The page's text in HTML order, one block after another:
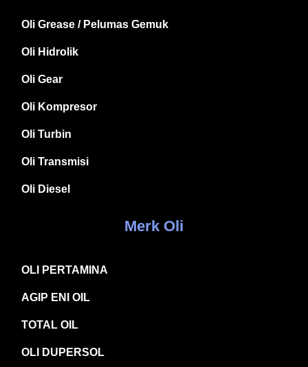
Oli Grease / Pelumas Gemuk
Oli Hidrolik
Oli Gear
Oli Kompresor
Oli Turbin
Oli Transmisi
Oli Diesel
Merk Oli
OLI PERTAMINA
AGIP ENI OIL
TOTAL OIL
OLI DUPERSOL